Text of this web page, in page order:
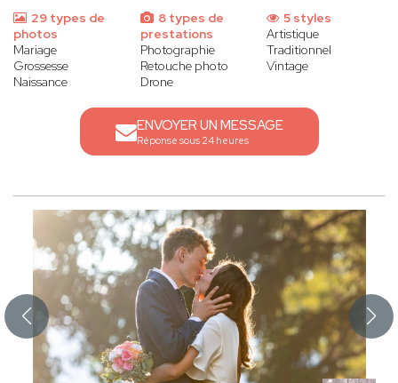
29 types de
photos
Mariage
Grossesse
Naissance
8 types de
prestations
Photographie
Retouche photo
Drone
5 styles
Artistique
Traditionnel
Vintage
ENVOYER UN MESSAGE
Réponse sous 24 heures